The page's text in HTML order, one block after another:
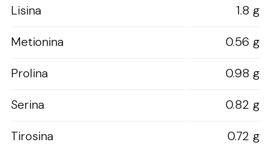
Lisina
1.8 g
Metionina
0.56 g
Prolina
0.98 g
Serina
0.82 g
Tirosina
0.72 g